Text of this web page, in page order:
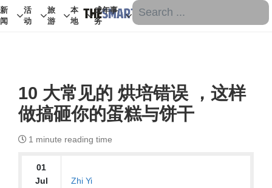
新
闻
活
动
旅
游
本
地
成年事
务
10 大常见的 烘培错误 ，这样
做搞砸你的蛋糕与饼干
1 minute reading time
01
Jul
Zhi Yi